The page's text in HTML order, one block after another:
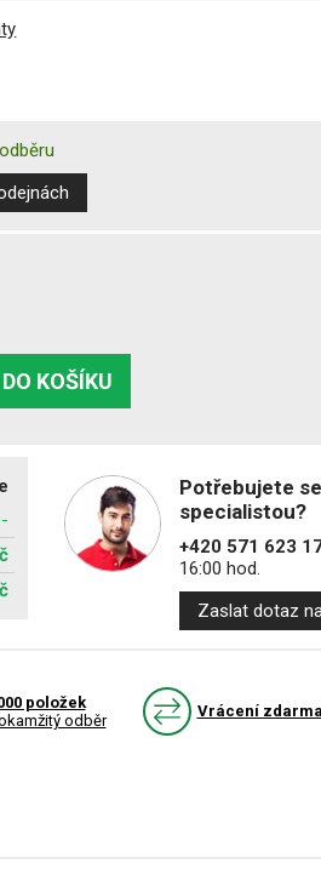
KOŠÍKU
Potřebujete
specialistou?
+420 571 623
16:00 hod.
Zaslat dotaz
položek
odběr
Vrácení zdarma